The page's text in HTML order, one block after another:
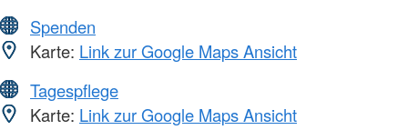
Spenden
Karte: Link zur Google Maps Ansicht
Tagespflege
Karte: Link zur Google Maps Ansicht